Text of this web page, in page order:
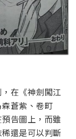
在《神劍闖江
蒼紫、卷町
告圖上，而雖
還是可以判斷